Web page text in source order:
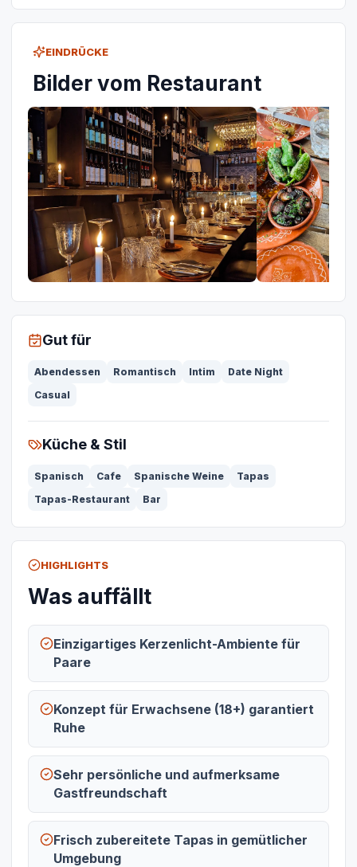
EINDRÜCKE
Bilder vom Restaurant
Gut für
Abendessen Romantisch Intim
Date Night
Casual
Küche & Stil
Spanisch Cafe Spanische Weine
Tapas
Tapas-Restaurant
Bar
HIGHLIGHTS
Was auffällt
Einzigartiges Kerzenlicht-Ambiente für
Paare
Konzept für Erwachsene (18+) garantiert
Ruhe
Sehr persönliche und aufmerksame
Gastfreundschaft
Frisch zubereitete Tapas in gemütlicher
Umgebung